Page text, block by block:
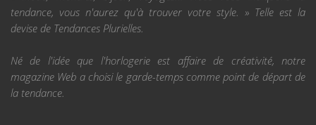
tendance, vous n'aurez qu'à trouver votre style. » Telle est la
devise de Tendances Plurielles.
Né de l'idée que l'horlogerie est affaire de créativité, notre
magazine Web a choisi le garde-temps comme point de départ de
la tendance.